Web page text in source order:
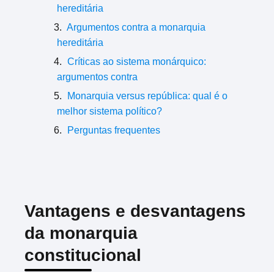
hereditária
Argumentos contra a monarquia
hereditária
Críticas ao sistema monárquico:
argumentos contra
Monarquia versus república: qual é o
melhor sistema político?
Perguntas frequentes
Vantagens e desvantagens
da monarquia
constitucional